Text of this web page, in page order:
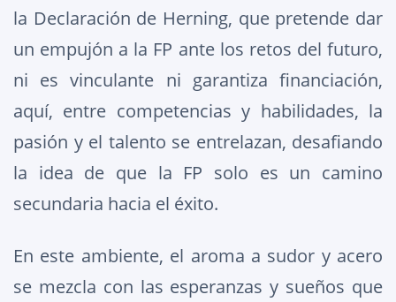
la Declaración de Herning, que pretende dar
un empujón a la FP ante los retos del futuro,
ni es vinculante ni garantiza financiación,
aquí, entre competencias y habilidades, la
pasión y el talento se entrelazan, desafiando
la idea de que la FP solo es un camino
secundaria hacia el éxito.
En este ambiente, el aroma a sudor y acero
se mezcla con las esperanzas y sueños que